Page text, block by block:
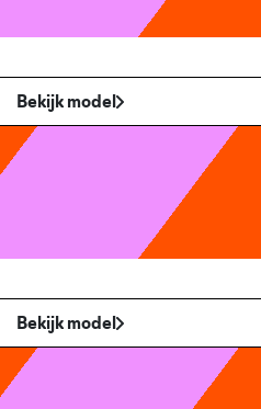
Bekijk model
Bekijk model